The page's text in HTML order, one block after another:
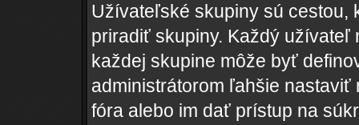
Užívateľské skupiny sú cestou,
priradiť skupiny. Každý
každej skupine môže byť
administrátorom ľahšie
fóra alebo im dať prístup na